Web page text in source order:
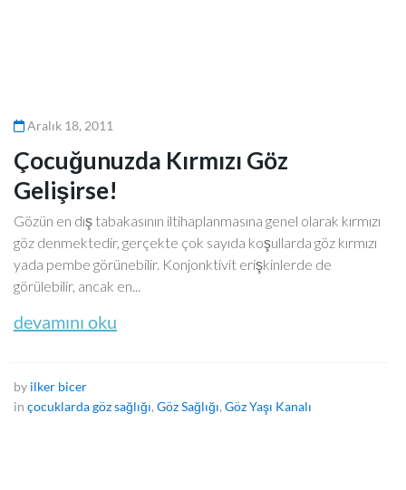
Aralık 18, 2011
Çocuğunuzda Kırmızı Göz
Gelişirse!
Gözün en dış tabakasının iltihaplanmasına genel olarak kırmızı
göz denmektedir, gerçekte çok sayıda koşullarda göz kırmızı
yada pembe görünebilir. Konjonktivit erişkinlerde de
görülebilir, ancak en...
devamını oku
by ilker bicer
in çocuklarda göz sağlığı, Göz Sağlığı, Göz Yaşı Kanalı